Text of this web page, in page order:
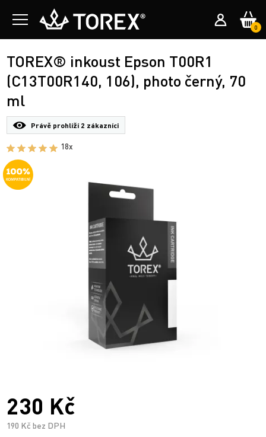
0
TOREX® inkoust Epson T00R1
(C13T00R140, 106), photo černý, 70
ml
Právě prohlíží 2 zákazníci
18x
230 Kč
190 Kč bez DPH